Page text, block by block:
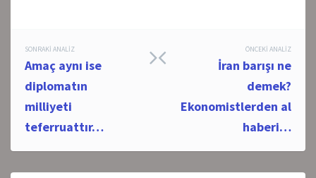
Post
navigation
ÖNCEKI ANALIZ
İran barışı ne
demek?
Ekonomistlerden al
haberi…
SONRAKI ANALIZ
Amaç aynı ise
diplomatın
milliyeti
teferruattır…